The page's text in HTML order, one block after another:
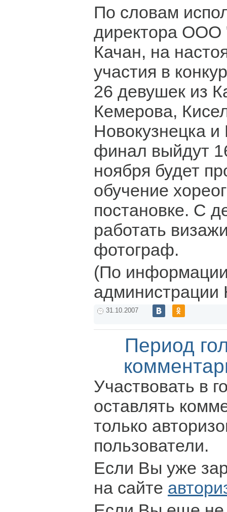
По словам
директора ООО
Качан, на
участия в
26 девушек из
Кемерова,
Новокузнецка
финал выйдут
ноября будет
обучение
постановке. С
работать
фотограф.
(По
администрации
31.10.2007
Период
Участвовать в
оставлять
только
пользователи.
Если Вы уже
на сайте